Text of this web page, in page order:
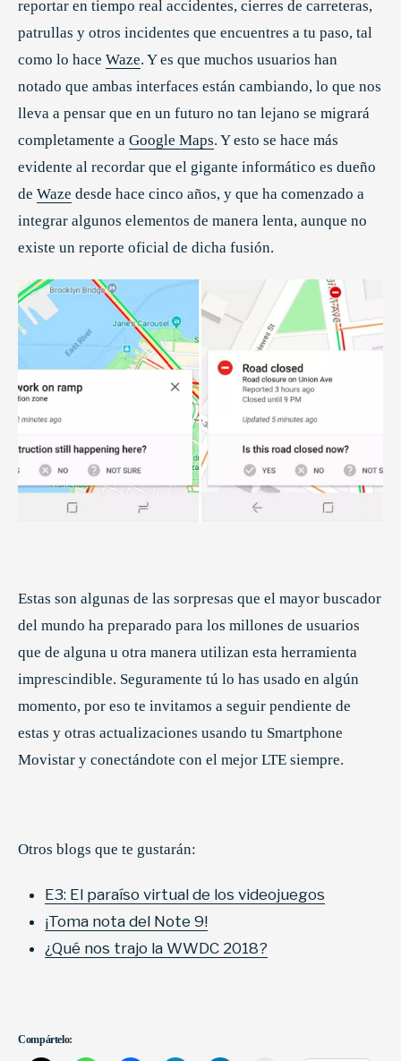
reportar en tiempo real accidentes, cierres de carreteras,
patrullas y otros incidentes que encuentres a tu paso, tal
como lo hace Waze. Y es que muchos usuarios han
notado que ambas interfaces están cambiando, lo que nos
lleva a pensar que en un futuro no tan lejano se migrará
completamente a Google Maps. Y esto se hace más
evidente al recordar que el gigante informático es dueño
de Waze desde hace cinco años, y que ha comenzado a
integrar algunos elementos de manera lenta, aunque no
existe un reporte oficial de dicha fusión.
Estas son algunas de las sorpresas que el mayor buscador
del mundo ha preparado para los millones de usuarios
que de alguna u otra manera utilizan esta herramienta
imprescindible. Seguramente tú lo has usado en algún
momento, por eso te invitamos a seguir pendiente de
estas y otras actualizaciones usando tu Smartphone
Movistar y conectándote con el mejor LTE siempre.
Otros blogs que te gustarán:
E3: El paraíso virtual de los videojuegos
¡Toma nota del Note 9!
¿Qué nos trajo la WWDC 2018?
Compártelo: